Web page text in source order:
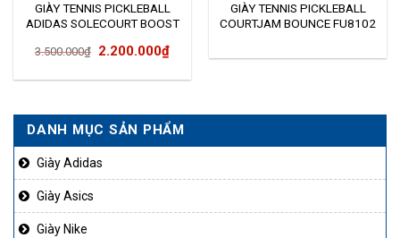
DANH MỤC SẢN PHẨM
Giày Adidas
Giày Asics
Giày Nike
GIÀY TENNIS PICKLEBALL
ADIDAS SOLECOURT BOOST
3.500.000₫ Giá
3.500.000₫.
2.200.000₫Giá
là:
2.200.000₫.
GIÀY TENNIS PICKLEBALL
COURTJAM BOUNCE FU8102